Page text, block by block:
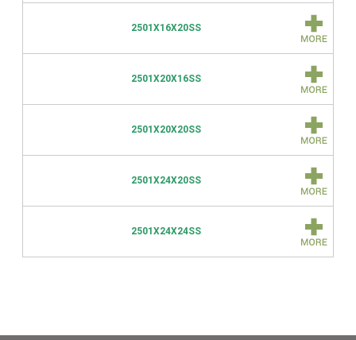
2501X16X20SS
2501X20X16SS
2501X20X20SS
2501X24X20SS
2501X24X24SS